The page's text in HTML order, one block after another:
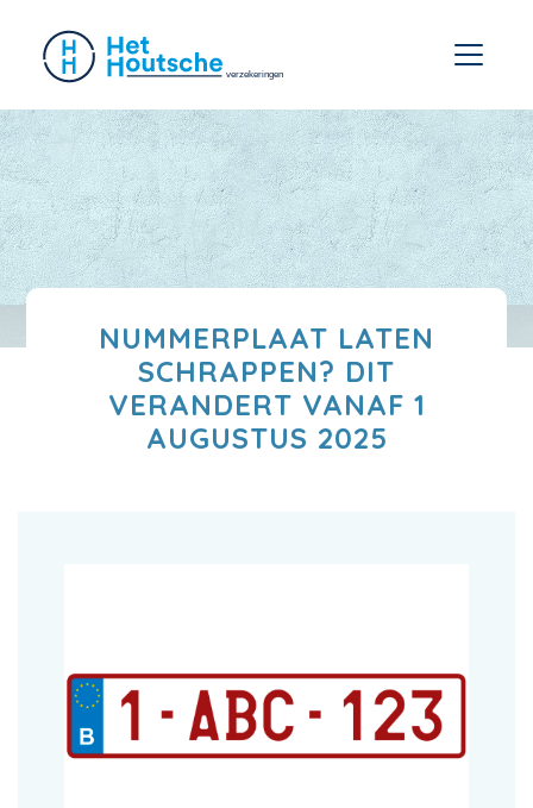
NUMMERPLAAT LATEN
SCHRAPPEN? DIT
VERANDERT VANAF 1
AUGUSTUS 2025